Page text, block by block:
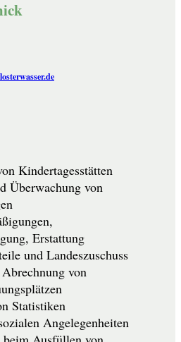
Kindertagesstätten
Überwachung von
Erstattung
und Landeszuschuss
von
Statistiken
Angelegenheiten